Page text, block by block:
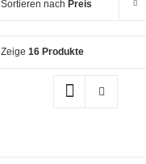
Sortieren nach Preis
Zeige 16 Produkte